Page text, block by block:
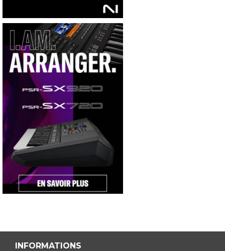
INFORMATIONS